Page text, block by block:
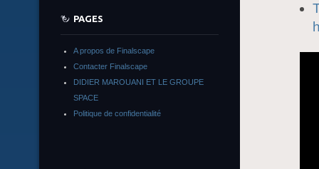
PAGES
A propos de Finalscape
Contacter Finalscape
DIDIER MAROUANI ET LE GROUPE
SPACE
Politique de confidentialité